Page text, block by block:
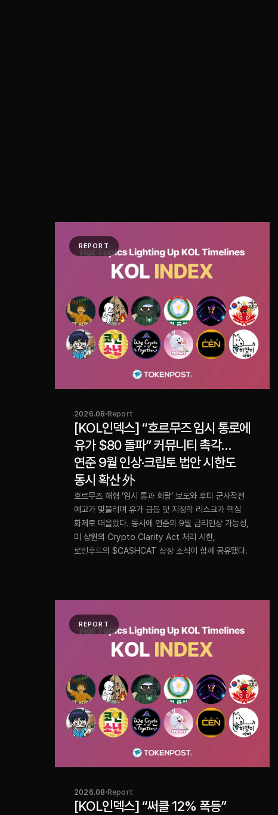
REPORT
2026.08 Report
[KOL인덱스] “호르무즈 임시 통로에
유가 $80 돌파” 커뮤니티 촉각…
연준 9월 인상·크립토 법안 시한도
동시 확산 外
호르무즈 해협 ‘임시 통과 회랑’ 보도와 후티 군사작전
예고가 맞물리며 유가 급등 및 지정학 리스크가 핵심
화제로 떠올랐다. 동시에 연준의 9월 금리인상 가능성,
미 상원의 Crypto Clarity Act 처리 시한,
로빈후드의 $CASHCAT 상장 소식이 함께 공유됐다.
REPORT
2026.08 Report
[KOL인덱스] “써클 12% 폭등”